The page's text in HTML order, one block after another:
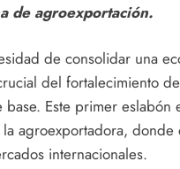
de agroexportación.
de consolidar una
del fortalecimiento
Este primer eslabón
agroexportadora, donde
internacionales.